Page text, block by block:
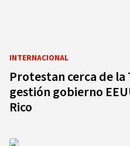
INTERNACIONAL
Protestan cerca de
gestión gobierno
Rico